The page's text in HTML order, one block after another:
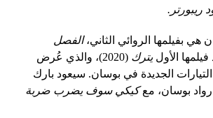
ريبورتر.
هي بفيلمها الروائي الثاني،الفصل
فيلمها الأوليترك
(2020)، والذي عُرض
الجديدة في بوسان. سيعود بارك
بوسان، معكيكي سوف يضرب ضربة